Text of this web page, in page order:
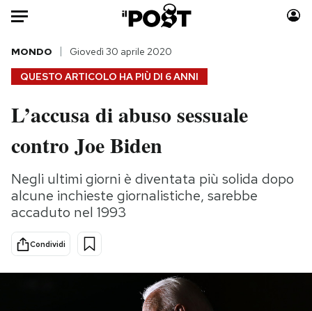
Auto
HOME
Italia
Politica
Tecnologia
Internet
Scienza
Cultura
Economia
Moda
Storie/Idee
Ok Boomer!
Mondiali calcio 2026
QUESTO ARTICOLO HA PIÙ DI 6 ANNI
MONDO Giovedì 30 aprile 2020
L’accusa di abuso sessuale
contro Joe Biden
Negli ultimi giorni è diventata più solida dopo
alcune inchieste giornalistiche, sarebbe
accaduto nel 1993
Condividi